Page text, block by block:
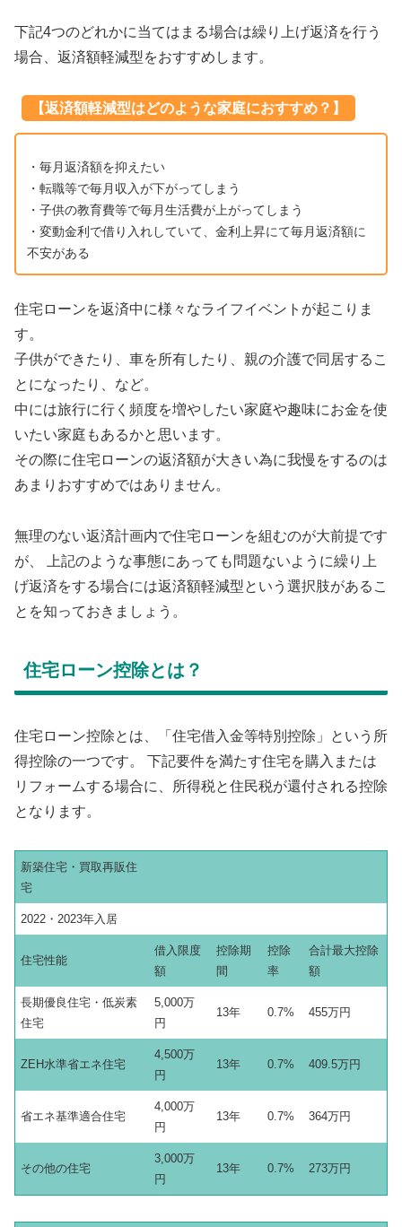
下記4つのどれかに当てはまる場合は繰り上げ返済を行う
場合、返済額軽減型をおすすめします。
【返済額軽減型はどのような家庭におすすめ？】
・毎月返済額を抑えたい
・転職等で毎月収入が下がってしまう
・子供の教育費等で毎月生活費が上がってしまう
・変動金利で借り入れしていて、金利上昇にて毎月返済額に
不安がある
住宅ローンを返済中に様々なライフイベントが起こりま
す。
子供ができたり、車を所有したり、親の介護で同居するこ
とになったり、など。
中には旅行に行く頻度を増やしたい家庭や趣味にお金を使
いたい家庭もあるかと思います。
その際に住宅ローンの返済額が大きい為に我慢をするのは
あまりおすすめではありません。
無理のない返済計画内で住宅ローンを組むのが大前提です
が、 上記のような事態にあっても問題ないように繰り上
げ返済をする場合には返済額軽減型という選択肢があるこ
とを知っておきましょう。
住宅ローン控除とは？
住宅ローン控除とは、「住宅借入金等特別控除」という所
得控除の一つです。 下記要件を満たす住宅を購入または
リフォームする場合に、所得税と住民税が還付される控除
となります。
新築住宅・買取再販住
宅
2022・2023年入居
住宅性能
借入限度
額
控除期
間
控除
率
合計最大控除
額
長期優良住宅・低炭素
住宅
5,000万
円
13年 0.7% 455万円
ZEH水準省エネ住宅
4,500万
円
13年 0.7% 409.5万円
省エネ基準適合住宅
4,000万
円
13年 0.7% 364万円
その他の住宅
3,000万
円
13年 0.7% 273万円